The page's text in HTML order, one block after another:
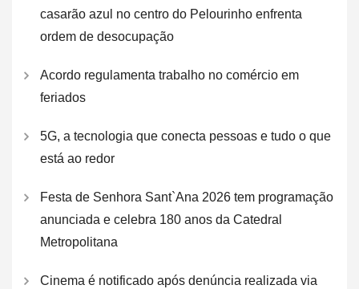
casarão azul no centro do Pelourinho enfrenta
ordem de desocupação
Acordo regulamenta trabalho no comércio em
feriados
5G, a tecnologia que conecta pessoas e tudo o que
está ao redor
Festa de Senhora Sant`Ana 2026 tem programação
anunciada e celebra 180 anos da Catedral
Metropolitana
Cinema é notificado após denúncia realizada via